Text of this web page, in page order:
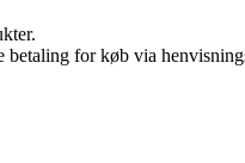
for køb via